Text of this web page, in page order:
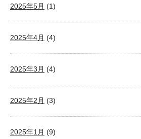
2025年5月 (1)
2025年4月 (4)
2025年3月 (4)
2025年2月 (3)
2025年1月 (9)